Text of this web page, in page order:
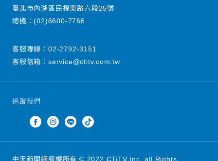
追蹤我們
臺北市內湖區民權東路六段25號
總機：(02)6600-7766
客服專線： 02-2792-3151
客服信箱： service@ctitv.com.tw
中天新聞網版權所有 © 2022 CTiTV Inc. all Rights